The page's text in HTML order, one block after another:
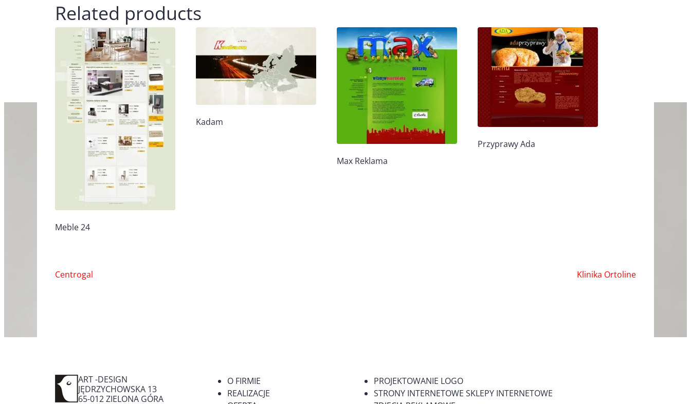
Related products
Meble 24
Kadam
Max Reklama
Przyprawy Ada
Nawigacja
Centrogal Klinika Ortoline
ART -DESIGN
JĘDRZYCHOWSKA 13
65-012ZIELONA GÓRA
O FIRMIE
REALIZACJE
PROJEKTOWANIE LOGO
STRONY INTERNETOWE SKLEPY INTERNETOWE